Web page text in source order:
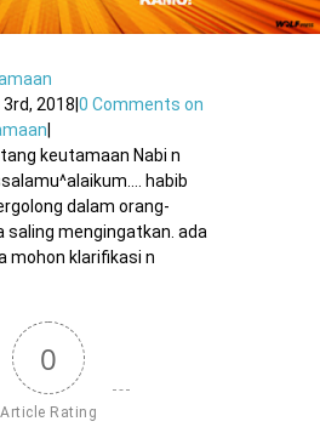
2018 |0 Comments on
keutamaan Nabi n
habib
dalam orang-
saling mengingatkan. ada
mohon klarifikasi n
0
Article Rating